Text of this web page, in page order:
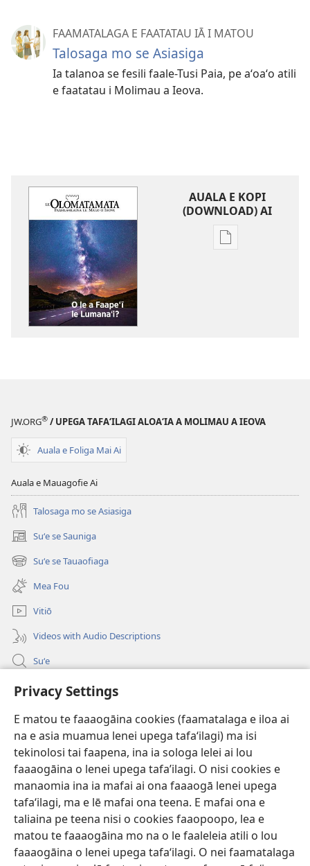
Privacy Settings
E matou te faaaogāina cookies (faamatalaga e iloa ai
na e asia muamua lenei upega tafaʻilagi) ma isi
tekinolosi tai faapena, ina ia sologa lelei ai lou
faaaogāina o lenei upega tafa’ilagi. O nisi cookies e
manaomia ina ia mafai ai ona faaaogā lenei upega
tafaʻilagi, ma e lē mafai ona teena. E mafai ona e
taliaina pe teena nisi o cookies faaopoopo, lea e
matou te faaaogāina mo na o le faaleleia atili o lou
faaaogāina o lenei upega tafaʻilagi. O nei faamatalaga
FAAMATALAGA E FAATATAU IĀ I MATOU
Talosaga mo se Asiasiga
Ia talanoa se fesili faale-Tusi Paia, pe aʻoaʻo atili
e faatatau i Molimau a Ieova.
AUALA E KOPI
(DOWNLOAD) AI
Vaega
Faapeʻī
JW.ORG® / UPEGA TAFA‘ILAGI ALOA‘IA A MOLIMAU A IEOVA
Auala e Foliga Mai Ai
Auala e Mauagofie Ai
Talosaga mo se Asiasiga
Suʻe se Sauniga
(tatala
se
isi
polokalame)
Suʻe se Tauaofiaga
(tatala
se
isi
polokalame)
Mea Fou
Vitiō
Videos with Audio Descriptions
Suʻe
Faamatalaga mo Ofisa o le Malo
Foa'i Tauofo
(tatala
se
polokalame)
Lomiga Faale-Tusi Paia I LE INITANETI™
(tatala
se
isi
polokalame)
JW Hub
(tatala
se
isi
polokalame)
App o le JW Library